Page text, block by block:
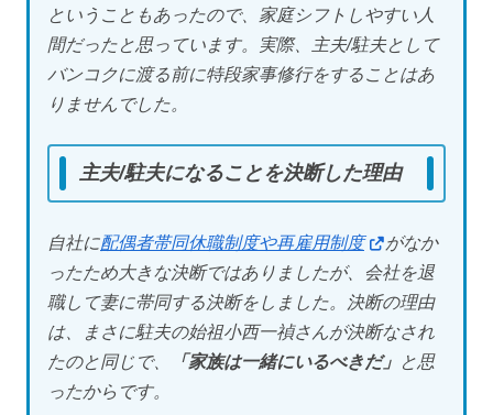
ということもあったので、家庭シフトしやすい人
間だったと思っています。実際、主夫/駐夫として
バンコクに渡る前に特段家事修行をすることはあ
りませんでした。
主夫/駐夫になることを決断した理由
自社に配偶者帯同休職制度や再雇用制度
がなか
ったため大きな決断ではありましたが、会社を退
職して妻に帯同する決断をしました。決断の理由
は、まさに駐夫の始祖小西一禎さんが決断なされ
たのと同じで、
「家族は一緒にいるべきだ」 と思
ったからです。